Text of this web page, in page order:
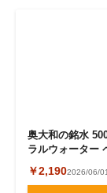
奥大和の銘水
ラルウォーター
￥2,1902026/06/